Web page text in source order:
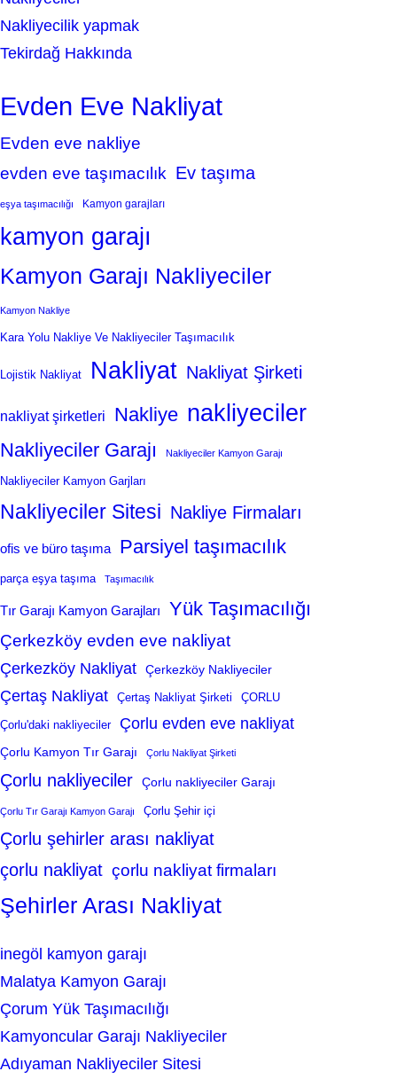
Nakliyecilik yapmak
Tekirdağ Hakkında
Evden Eve Nakliyat
Evden eve nakliye
evden eve taşımacılık Ev taşıma
eşya taşımacılığı Kamyon garajları
kamyon garajı
Kamyon Garajı Nakliyeciler
Kamyon Nakliye
Kara Yolu Nakliye Ve Nakliyeciler Taşımacılık
Lojistik Nakliyat Nakliyat Nakliyat Şirketi
nakliyat şirketleri Nakliye nakliyeciler
Nakliyeciler Garajı Nakliyeciler Kamyon Garajı
Nakliyeciler Kamyon Garjları
Nakliyeciler Sitesi Nakliye Firmaları
ofis ve büro taşıma Parsiyel taşımacılık
parça eşya taşıma Taşımacılık
Tır Garajı Kamyon Garajları Yük Taşımacılığı
Çerkezköy evden eve nakliyat
Çerkezköy Nakliyat Çerkezköy Nakliyeciler
Çertaş Nakliyat Çertaş Nakliyat Şirketi ÇORLU
Çorlu'daki nakliyeciler Çorlu evden eve nakliyat
Çorlu Kamyon Tır Garajı Çorlu Nakliyat Şirketi
Çorlu nakliyeciler Çorlu nakliyeciler Garajı
Çorlu Tır Garajı Kamyon Garajı Çorlu Şehir içi
Çorlu şehirler arası nakliyat
çorlu nakliyat çorlu nakliyat firmaları
Şehirler Arası Nakliyat
inegöl kamyon garajı
Malatya Kamyon Garajı
Çorum Yük Taşımacılığı
Kamyoncular Garajı Nakliyeciler
Adıyaman Nakliyeciler Sitesi